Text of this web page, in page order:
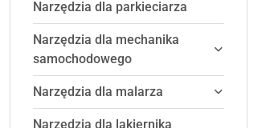
Narzędzia dla parkieciarza
Narzędzia dla mechanika
samochodowego
Narzędzia dla malarza
Narzędzia dla lakiernika